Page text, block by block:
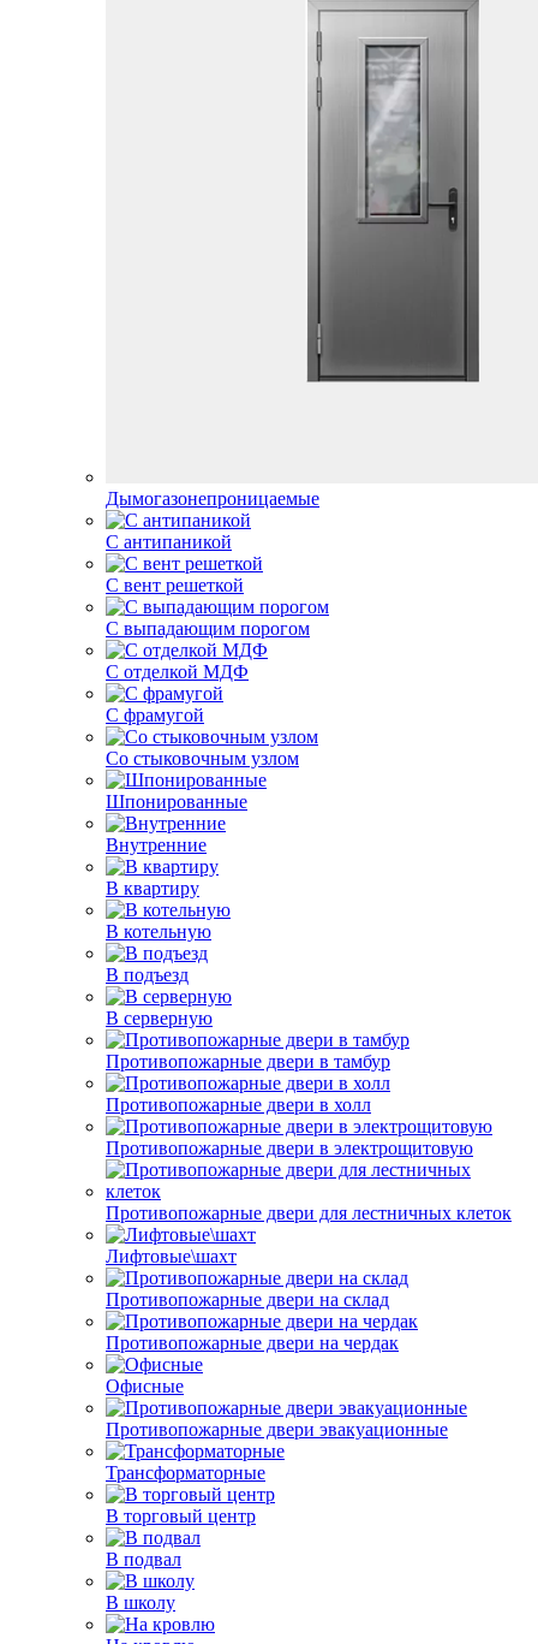
Дымогазонепроницаемые
С антипаникой
С вент решеткой
С выпадающим порогом
С отделкой МДФ
С фрамугой
Со стыковочным узлом
Шпонированные
Внутренние
В квартиру
В котельную
В подъезд
В серверную
Противопожарные двери в тамбур
Противопожарные двери в холл
Противопожарные двери в электрощитовую
Противопожарные двери для лестничных клеток
Лифтовые\шахт
Противопожарные двери на склад
Противопожарные двери на чердак
Офисные
Противопожарные двери эвакуационные
Трансформаторные
В торговый центр
В подвал
В школу